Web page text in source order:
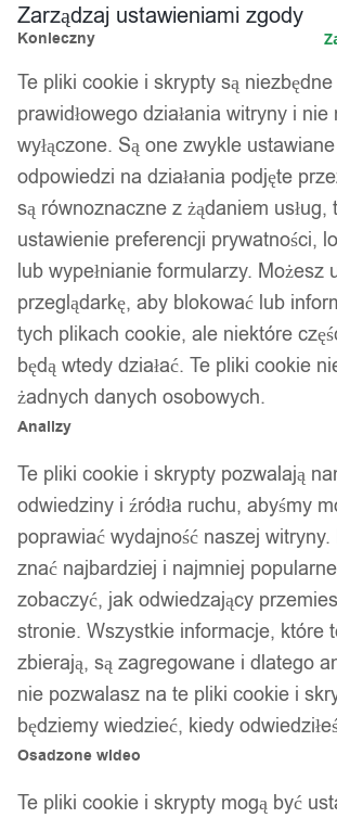
Grill OGRODOWY
Kempingowy
HOTPOT 73cm
139,99zł
Twój zaufany marketplace oferujący
sprawdzonych marek. Bezpieczne zakupy z
Facebook
Zarządzaj ustawieniami zgody
Konieczny
Te pliki cookie i skrypty są
prawidłowego działania witryny i nie
wyłączone. Są one zwykle
odpowiedzi na działania podjęte
są równoznaczne z żądaniem usług,
ustawienie preferencji prywatności,
lub wypełnianie formularzy. Możesz
przeglądarkę, aby blokować lub
tych plikach cookie, ale niektóre
będą wtedy działać. Te pliki cookie
żadnych danych osobowych.
Analizy
Te pliki cookie i skrypty pozwalają
odwiedziny i źródła ruchu, abyśmy
poprawiać wydajność naszej
znać najbardziej i najmniej
zobaczyć, jak odwiedzający
stronie. Wszystkie informacje, które
zbierają, są zagregowane i dlatego
nie pozwalasz na te pliki cookie i
będziemy wiedzieć, kiedy
Osadzone wideo
Te pliki cookie i skrypty mogą być